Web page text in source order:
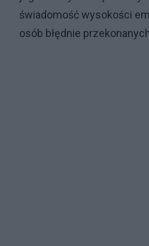
świadomość wysokości
osób błędnie